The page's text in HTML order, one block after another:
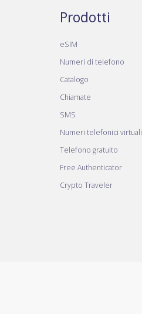
Prodotti
eSIM
Numeri di telefono
Catalogo
Chiamate
SMS
Numeri telefonici virtuali
Telefono gratuito
Free Authenticator
Crypto Traveler